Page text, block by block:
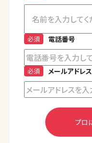
電話番号
必須
メールアドレス
必須